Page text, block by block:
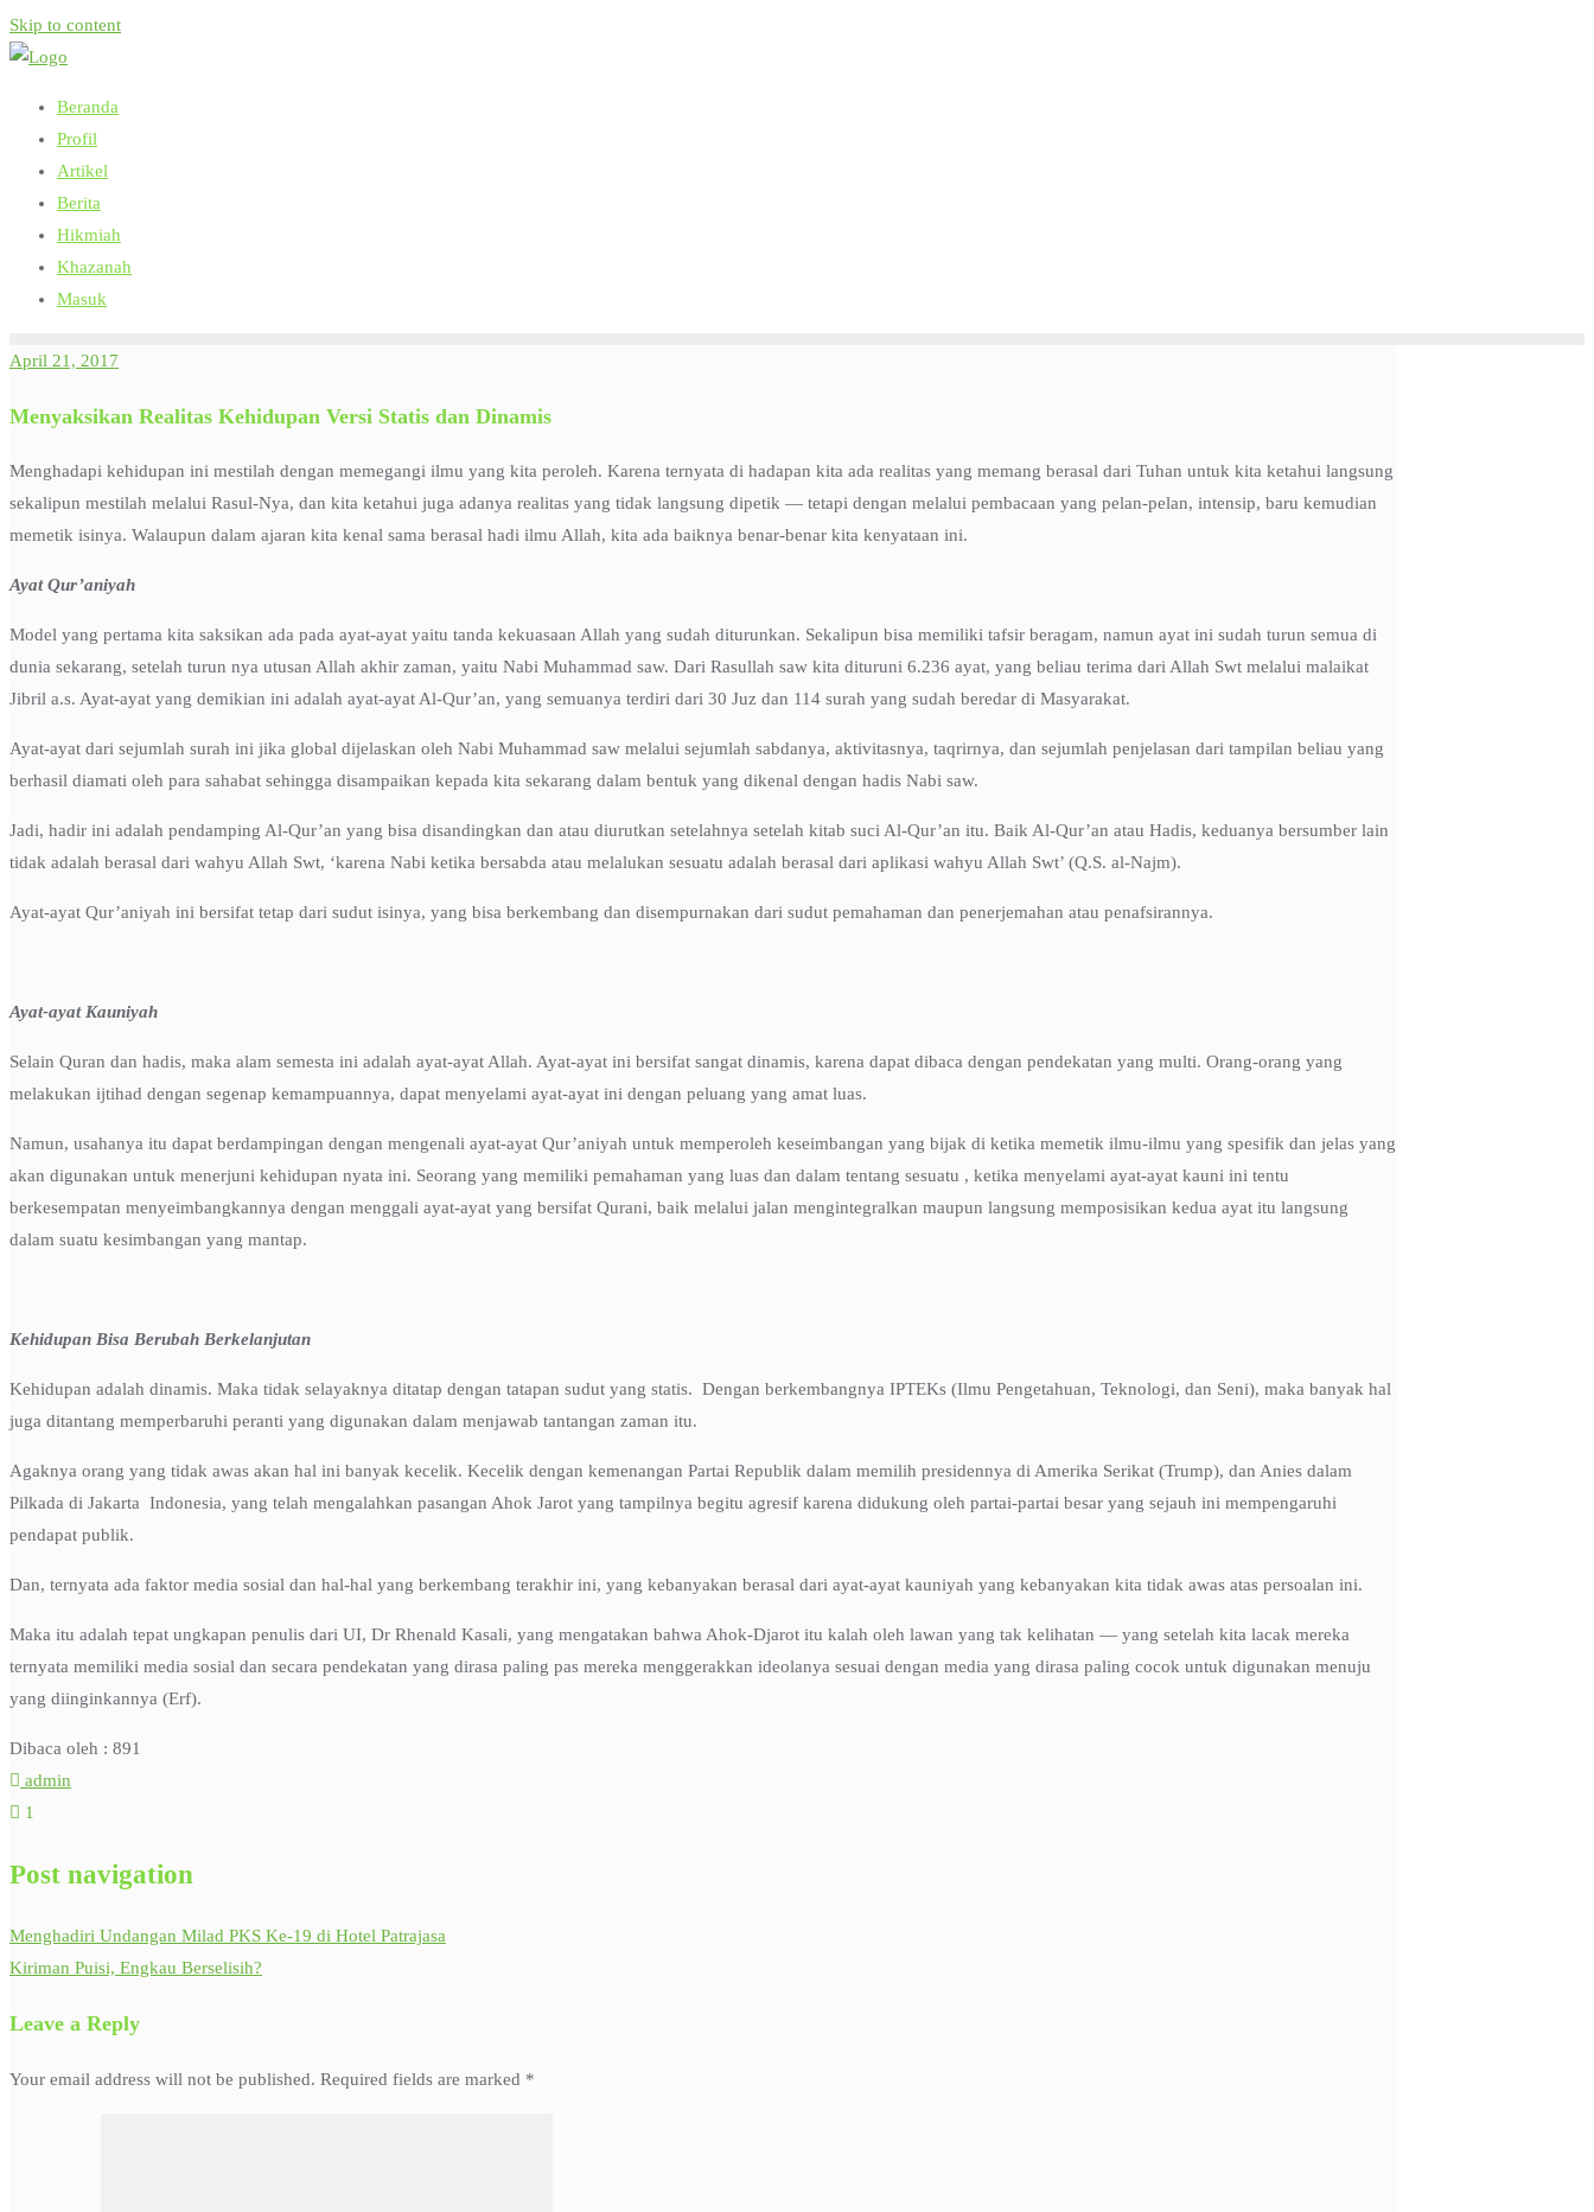
Skip to content
Beranda
Profil
Artikel
Berita
Hikmiah
Khazanah
Masuk
April 21, 2017
Menyaksikan Realitas Kehidupan Versi Statis dan Dinamis
Menghadapi kehidupan ini mestilah dengan memegangi ilmu yang kita peroleh. Karena ternyata di hadapan kita ada realitas yang memang berasal dari Tuhan untuk kita ketahui langsung
sekalipun mestilah melalui Rasul-Nya, dan kita ketahui juga adanya realitas yang tidak langsung dipetik — tetapi dengan melalui pembacaan yang pelan-pelan, intensip, baru kemudian
memetik isinya. Walaupun dalam ajaran kita kenal sama berasal hadi ilmu Allah, kita ada baiknya benar-benar kita kenyataan ini.
Ayat Qur’aniyah
Model yang pertama kita saksikan ada pada ayat-ayat yaitu tanda kekuasaan Allah yang sudah diturunkan. Sekalipun bisa memiliki tafsir beragam, namun ayat ini sudah turun semua di
dunia sekarang, setelah turun nya utusan Allah akhir zaman, yaitu Nabi Muhammad saw. Dari Rasullah saw kita dituruni 6.236 ayat, yang beliau terima dari Allah Swt melalui malaikat
Jibril a.s. Ayat-ayat yang demikian ini adalah ayat-ayat Al-Qur’an, yang semuanya terdiri dari 30 Juz dan 114 surah yang sudah beredar di Masyarakat.
Ayat-ayat dari sejumlah surah ini jika global dijelaskan oleh Nabi Muhammad saw melalui sejumlah sabdanya, aktivitasnya, taqrirnya, dan sejumlah penjelasan dari tampilan beliau yang
berhasil diamati oleh para sahabat sehingga disampaikan kepada kita sekarang dalam bentuk yang dikenal dengan hadis Nabi saw.
Jadi, hadir ini adalah pendamping Al-Qur’an yang bisa disandingkan dan atau diurutkan setelahnya setelah kitab suci Al-Qur’an itu. Baik Al-Qur’an atau Hadis, keduanya bersumber lain
tidak adalah berasal dari wahyu Allah Swt, ‘karena Nabi ketika bersabda atau melalukan sesuatu adalah berasal dari aplikasi wahyu Allah Swt’ (Q.S. al-Najm).
Ayat-ayat Qur’aniyah ini bersifat tetap dari sudut isinya, yang bisa berkembang dan disempurnakan dari sudut pemahaman dan penerjemahan atau penafsirannya.
Ayat-ayat Kauniyah
Selain Quran dan hadis, maka alam semesta ini adalah ayat-ayat Allah. Ayat-ayat ini bersifat sangat dinamis, karena dapat dibaca dengan pendekatan yang multi. Orang-orang yang
melakukan ijtihad dengan segenap kemampuannya, dapat menyelami ayat-ayat ini dengan peluang yang amat luas.
Namun, usahanya itu dapat berdampingan dengan mengenali ayat-ayat Qur’aniyah untuk memperoleh keseimbangan yang bijak di ketika memetik ilmu-ilmu yang spesifik dan jelas yang
akan digunakan untuk menerjuni kehidupan nyata ini. Seorang yang memiliki pemahaman yang luas dan dalam tentang sesuatu , ketika menyelami ayat-ayat kauni ini tentu
berkesempatan menyeimbangkannya dengan menggali ayat-ayat yang bersifat Qurani, baik melalui jalan mengintegralkan maupun langsung memposisikan kedua ayat itu langsung
dalam suatu kesimbangan yang mantap.
Kehidupan Bisa Berubah Berkelanjutan
Kehidupan adalah dinamis. Maka tidak selayaknya ditatap dengan tatapan sudut yang statis. Dengan berkembangnya IPTEKs (Ilmu Pengetahuan, Teknologi, dan Seni), maka banyak hal
juga ditantang memperbaruhi peranti yang digunakan dalam menjawab tantangan zaman itu.
Agaknya orang yang tidak awas akan hal ini banyak kecelik. Kecelik dengan kemenangan Partai Republik dalam memilih presidennya di Amerika Serikat (Trump), dan Anies dalam
Pilkada di Jakarta Indonesia, yang telah mengalahkan pasangan Ahok Jarot yang tampilnya begitu agresif karena didukung oleh partai-partai besar yang sejauh ini mempengaruhi
pendapat publik.
Dan, ternyata ada faktor media sosial dan hal-hal yang berkembang terakhir ini, yang kebanyakan berasal dari ayat-ayat kauniyah yang kebanyakan kita tidak awas atas persoalan ini.
Maka itu adalah tepat ungkapan penulis dari UI, Dr Rhenald Kasali, yang mengatakan bahwa Ahok-Djarot itu kalah oleh lawan yang tak kelihatan — yang setelah kita lacak mereka
ternyata memiliki media sosial dan secara pendekatan yang dirasa paling pas mereka menggerakkan ideolanya sesuai dengan media yang dirasa paling cocok untuk digunakan menuju
yang diinginkannya (Erf).
Dibaca oleh : 891
admin
1
Post navigation
Menghadiri Undangan Milad PKS Ke-19 di Hotel Patrajasa
Kiriman Puisi, Engkau Berselisih?
Leave a Reply
Your email address will not be published. Required fields are marked *